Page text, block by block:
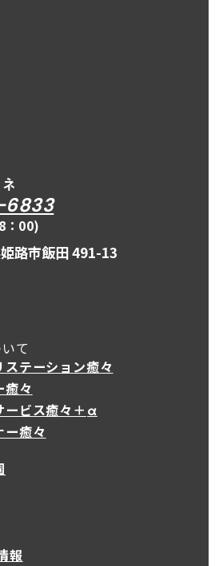
6833
：00)
路市飯田 491-13
て
テーション癒々
癒々
ビス癒々＋ α
ビス癒々＋
ー癒々
報